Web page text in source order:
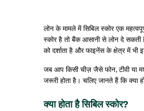
लोन के मामले में सिबिल स्कोर एक
स्कोर है तो बैंक आसानी से लोन दे सकती
को दर्शाता है और फाइनेंस के क्षेत्र में भी
जब आप किसी चीज़ जैसे फोन, टीवी या
जरूरी होता है। चलिए जानते हैं कि क्या
क्या होता है सिबिल स्कोर?